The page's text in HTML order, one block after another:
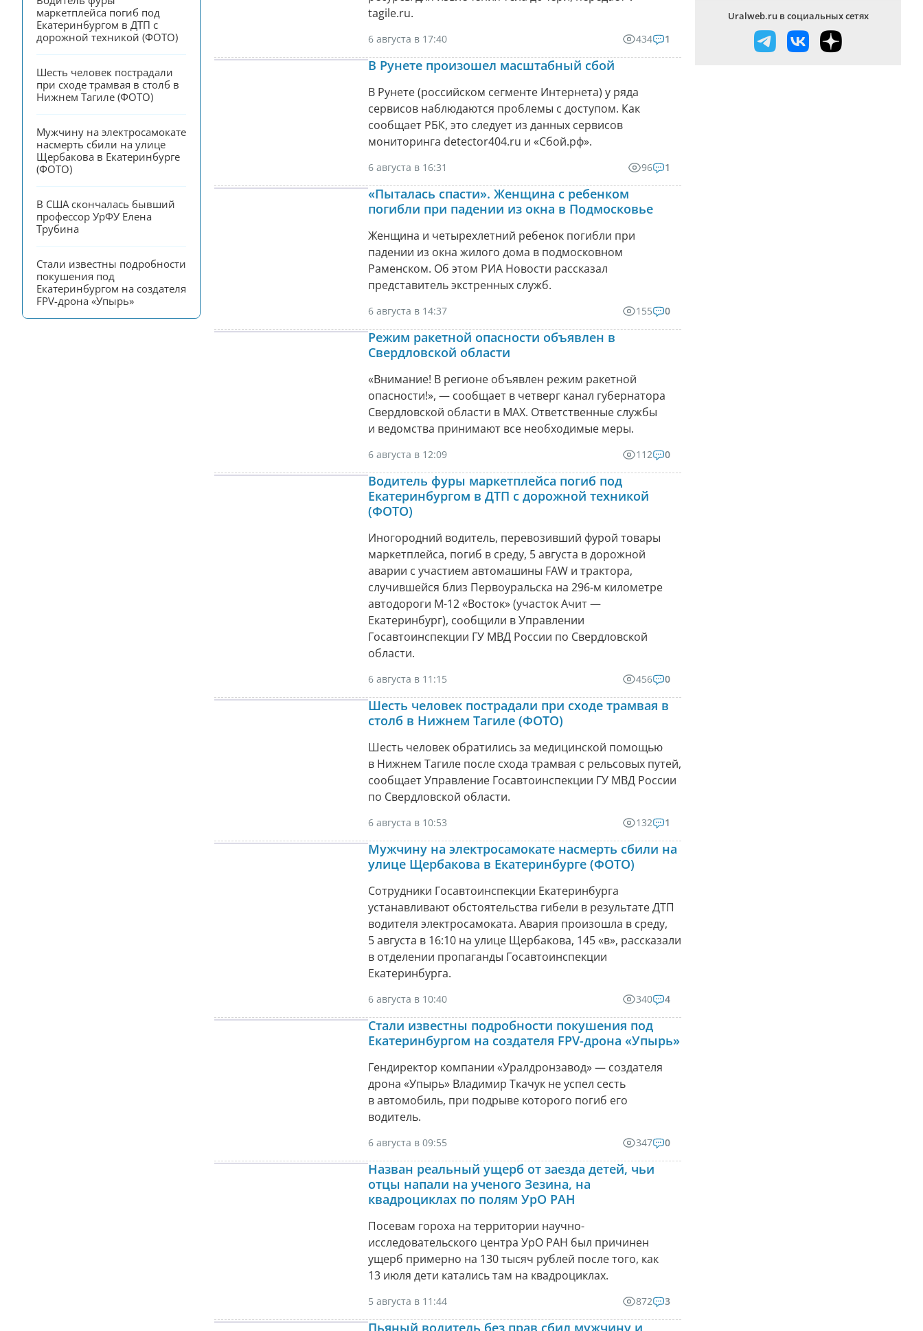
маркетплейса погиб под
Екатеринбургом в ДТП с
дорожной техникой (ФОТО)
Шесть человек пострадали
при сходе трамвая в столб в
Нижнем Тагиле (ФОТО)
Мужчину на электросамокате
насмерть сбили на улице
Щербакова в Екатеринбурге
(ФОТО)
В США скончалась бывший
профессор УрФУ Елена
Трубина
Стали известны подробности
покушения под
Екатеринбургом на создателя
FPV-дрона «Упырь»
tagile.ru.
6 августа в 17:40 434 1
В Рунете произошел масштабный сбой
В Рунете (российском сегменте Интернета) у ряда
сервисов наблюдаются проблемы с доступом. Как
сообщает РБК, это следует из данных сервисов
мониторинга detector404.ru и «Сбой.рф».
6 августа в 16:31 96 1
«Пыталась спасти». Женщина с ребенком
погибли при падении из окна в Подмосковье
Женщина и четырехлетний ребенок погибли при
падении из окна жилого дома в подмосковном
Раменском. Об этом РИА Новости рассказал
представитель экстренных служб.
6 августа в 14:37 155 0
Режим ракетной опасности объявлен в
Свердловской области
«Внимание! В регионе объявлен режим ракетной
опасности!», — сообщает в четверг канал губернатора
Свердловской области в МАХ. Ответственные службы
и ведомства принимают все необходимые меры.
6 августа в 12:09 112 0
Водитель фуры маркетплейса погиб под
Екатеринбургом в ДТП с дорожной техникой
(ФОТО)
Иногородний водитель, перевозивший фурой товары
маркетплейса, погиб в среду, 5 августа в дорожной
аварии с участием автомашины FAW и трактора,
случившейся близ Первоуральска на 296-м километре
автодороги М-12 «Восток» (участок Ачит —
Екатеринбург), сообщили в Управлении
Госавтоинспекции ГУ МВД России по Свердловской
области.
6 августа в 11:15 456 0
Шесть человек пострадали при сходе трамвая в
столб в Нижнем Тагиле (ФОТО)
Шесть человек обратились за медицинской помощью
в Нижнем Тагиле после схода трамвая с рельсовых путей,
сообщает Управление Госавтоинспекции ГУ МВД России
по Свердловской области.
6 августа в 10:53 132 1
Мужчину на электросамокате насмерть сбили на
улице Щербакова в Екатеринбурге (ФОТО)
Сотрудники Госавтоинспекции Екатеринбурга
устанавливают обстоятельства гибели в результате ДТП
водителя электросамоката. Авария произошла в среду,
5 августа в 16:10 на улице Щербакова, 145 «в», рассказали
в отделении пропаганды Госавтоинспекции
Екатеринбурга.
6 августа в 10:40 340 4
Стали известны подробности покушения под
Екатеринбургом на создателя FPV-дрона «Упырь»
Гендиректор компании «Уралдронзавод» — создателя
дрона «Упырь» Владимир Ткачук не успел сесть
в автомобиль, при подрыве которого погиб его
водитель.
6 августа в 09:55 347 0
Назван реальный ущерб от заезда детей, чьи
отцы напали на ученого Зезина, на
квадроциклах по полям УрО РАН
Посевам гороха на территории научно-
исследовательского центра УрО РАН был причинен
ущерб примерно на 130 тысяч рублей после того, как
13 июля дети катались там на квадроциклах.
5 августа в 11:44 872 3
Uralweb.ru в социальных сетях